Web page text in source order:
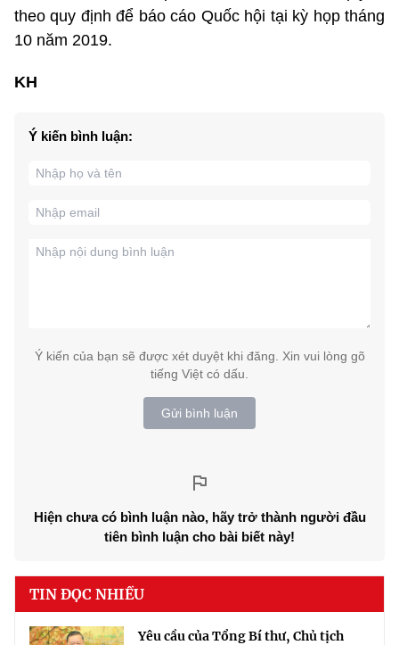
theo quy định để báo cáo Quốc hội tại kỳ họp tháng
10 năm 2019.
KH
Ý kiến bình luận:
Ý kiến của bạn sẽ được xét duyệt khi đăng. Xin vui lòng gõ
tiếng Việt có dấu.
Gửi bình luận
Hiện chưa có bình luận nào, hãy trở thành người đầu
tiên bình luận cho bài biết này!
TIN ĐỌC NHIỀU
Yêu cầu của Tổng Bí thư, Chủ tịch